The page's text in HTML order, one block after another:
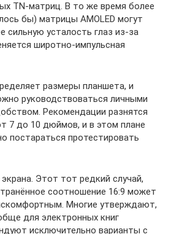
TN-матриц. В то же время более
бы) матрицы AMOLED могут
сильную усталость глаз из-за
широтно-импульсная
размеры планшета, и
руководствоваться личными
Рекомендации разнятся
7 до 10 дюймов, и в этом плане
постараться протестировать
Этот тот редкий случай,
соотношение 16:9 может
Многие утверждают,
для электронных книг
исключительно варианты с